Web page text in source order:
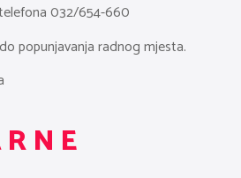
032/654-660
popunjavanja radnog mjesta.